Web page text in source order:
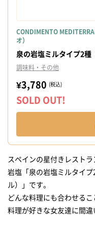
CONDIMENTO
オ）
泉の岩塩ミルタイプ2種
調味料・その他
¥3,780 (税込)
SOLD OUT!
スペインの星付きレスト
岩塩「泉の岩塩ミルタイ
ル）」です。
どんな料理にも合わせる